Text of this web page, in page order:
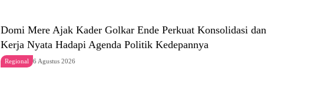
Domi Mere Ajak Kader Golkar Ende Perkuat Konsolidasi dan
Kerja Nyata Hadapi Agenda Politik Kedepannya
Regional 6 Agustus 2026